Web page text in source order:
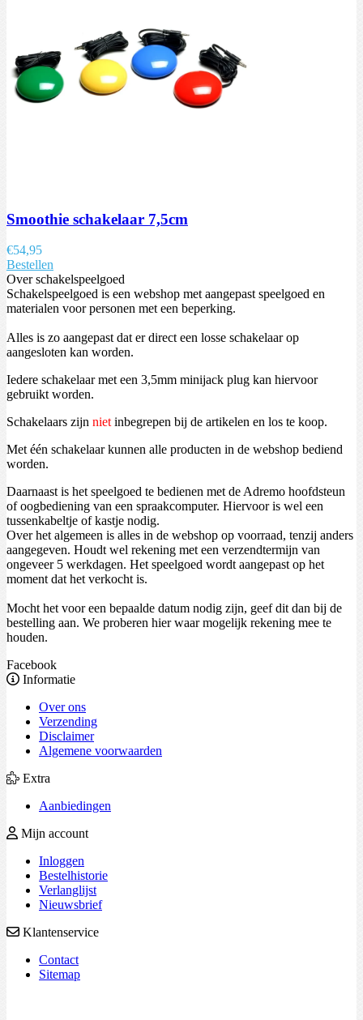
Smoothie schakelaar 7,5cm
€54,95
Bestellen
Over schakelspeelgoed
Schakelspeelgoed is een webshop met aangepast speelgoed en
materialen voor personen met een beperking.
Alles is zo aangepast dat er direct een losse schakelaar op
aangesloten kan worden.
Iedere schakelaar met een 3,5mm minijack plug kan hiervoor
gebruikt worden.
Schakelaars zijn niet inbegrepen bij de artikelen en los te koop.
Met één schakelaar kunnen alle producten in de webshop bediend
worden.
Daarnaast is het speelgoed te bedienen met de Adremo hoofdsteun
of oogbediening van een spraakcomputer. Hiervoor is wel een
tussenkabeltje of kastje nodig.
Over het algemeen is alles in de webshop op voorraad, tenzij anders
aangegeven. Houdt wel rekening met een verzendtermijn van
ongeveer 5 werkdagen. Het speelgoed wordt aangepast op het
moment dat het verkocht is.
Mocht het voor een bepaalde datum nodig zijn, geef dit dan bij de
bestelling aan. We proberen hier waar mogelijk rekening mee te
houden.
Facebook
Informatie
Over ons
Verzending
Disclaimer
Algemene voorwaarden
Extra
Aanbiedingen
Mijn account
Inloggen
Bestelhistorie
Verlanglijst
Nieuwsbrief
Klantenservice
Contact
Sitemap